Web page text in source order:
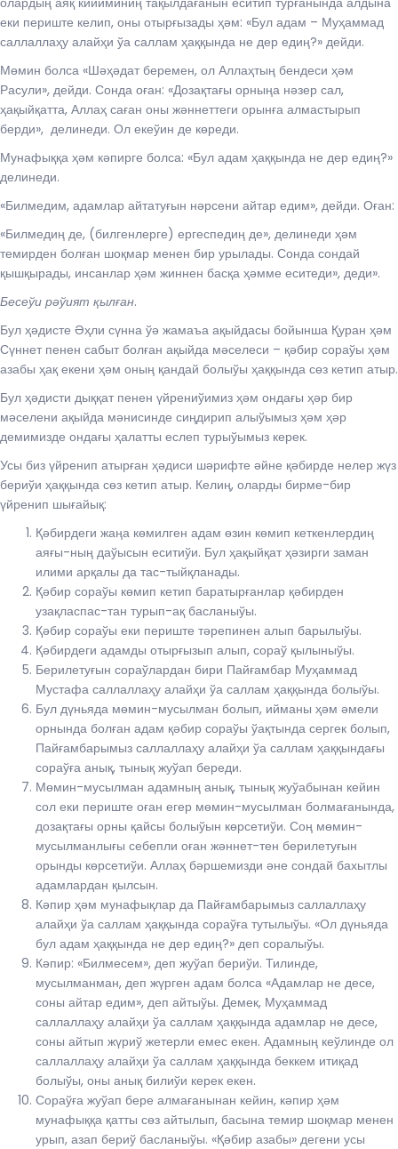
еки периште келип, оны отырғызады ҳәм: «Бул адам – Муҳаммад
саллаллаҳу алайҳи ўа саллам ҳаққында не дер едиң?» дейди.
Мөмин болса «Шәҳәдат беремен, ол Аллаҳтың бендеси ҳәм
Расули», дейди. Сонда оған: «Дозақтағы орныңа нәзер сал,
ҳақыйқатта, Аллаҳ саған оны жәннеттеги орынға алмастырып
берди», делинеди. Ол екеўин де көреди.
Мунафыққа ҳәм кәпирге болса: «Бул адам ҳаққында не дер едиң?»
делинеди.
«Билмедим, адамлар айтатуғын нәрсени айтар едим», дейди. Оған:
«Билмедиң де, (билгенлерге) ергеспедиң де», делинеди ҳәм
темирден болған шоқмар менен бир урылады. Сонда сондай
қышқырады, инсанлар ҳәм жиннен басқа ҳәмме еситеди», деди».
Бесеўи рәўият қылған.
Бул ҳәдисте Әҳли сүнна ўә жамаъа ақыйдасы бойынша Қуран ҳәм
Сүннет пенен сабыт болған ақыйда мәселеси – қәбир сораўы ҳәм
азабы ҳақ екени ҳәм оның қандай болыўы ҳаққында сөз кетип атыр.
Бул ҳәдисти дыққат пенен үйрениўимиз ҳәм ондағы ҳәр бир
мәселени ақыйда мәнисинде сиңдирип алыўымыз ҳәм ҳәр
демимизде ондағы ҳалатты еслеп турыўымыз керек.
Усы биз үйренип атырған ҳәдиси шәрифте әйне қәбирде нелер жүз
бериўи ҳаққында сөз кетип атыр. Келиң, оларды бирме-бир
үйренип шығайық:
Қәбирдеги жаңа көмилген адам өзин көмип кеткенлердиң
аяғы-ның даўысын еситиўи. Бул ҳақыйқат ҳәзирги заман
илими арқалы да тас-тыйқланады.
Қәбир сораўы көмип кетип баратырғанлар қәбирден
узақласпас-тан турып-ақ басланыўы.
Қәбир сораўы еки периште тәрепинен алып барылыўы.
Қәбирдеги адамды отырғызып алып, сораў қылыныўы.
Берилетуғын сораўлардан бири Пайғамбар Муҳаммад
Мустафа саллаллаҳу алайҳи ўа саллам ҳаққында болыўы.
Бул дүньяда мөмин-мусылман болып, ийманы ҳәм әмели
орнында болған адам қәбир сораўы ўақтында сергек болып,
Пайғамбарымыз саллаллаҳу алайҳи ўа саллам ҳаққындағы
сораўға анық, тынық жуўап береди.
Мөмин-мусылман адамның анық, тынық жуўабынан кейин
сол еки периште оған егер мөмин-мусылман болмағанында,
дозақтағы орны қайсы болыўын көрсетиўи. Соң мөмин-
мусылманлығы себепли оған жәннет-тен берилетуғын
орынды көрсетиўи. Аллаҳ бәршемизди әне сондай бахытлы
адамлардан қылсын.
Кәпир ҳәм мунафықлар да Пайғамбарымыз саллаллаҳу
алайҳи ўа саллам ҳаққында сораўға тутылыўы. «Ол дүньяда
бул адам ҳаққында не дер едиң?» деп соралыўы.
Кәпир: «Билмесем», деп жуўап бериўи. Тилинде,
мусылманман, деп жүрген адам болса «Адамлар не десе,
соны айтар едим», деп айтыўы. Демек, Муҳаммад
саллаллаҳу алайҳи ўа саллам ҳаққында адамлар не десе,
соны айтып жүриў жетерли емес екен. Адамның кеўлинде ол
саллаллаҳу алайҳи ўа саллам ҳаққында беккем итиқад
болыўы, оны анық билиўи керек екен.
Сораўға жуўап бере алмағанынан кейин, кәпир ҳәм
мунафыққа қатты сөз айтылып, басына темир шоқмар менен
урып, азап бериў басланыўы. «Қәбир азабы» дегени усы